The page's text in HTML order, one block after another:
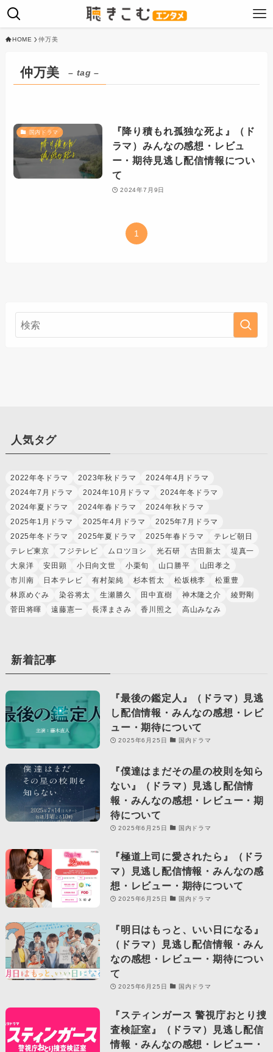
HOME 仲万美
仲万美 – tag –
国内ドラマ
『降り積もれ孤独な死よ』（ド
ラマ）みんなの感想・レビュ
ー・期待見逃し配信情報につい
て
2024年7月9日
1
人気タグ
2022年冬ドラマ 2023年秋ドラマ
2024年4月ドラマ
2024年7月ドラマ
2024年10月ドラマ
2024年冬ドラマ
2024年夏ドラマ
2024年春ドラマ
2024年秋ドラマ
2025年1月ドラマ
2025年4月ドラマ
2025年7月ドラマ
2025年冬ドラマ
2025年夏ドラマ 2025年春ドラマ
テレビ朝日
テレビ東京
フジテレビ ムロツヨシ 光石研 古田新太
堤真一
大泉洋
安田顕 小日向文世 小栗旬 山口勝平
山田孝之
市川南
日本テレビ 有村架純 杉本哲太 松坂桃李
松重豊
林原めぐみ
染谷将太 生瀬勝久 田中直樹 神木隆之介
綾野剛
菅田将暉
遠藤憲一 長澤まさみ 香川照之 高山みなみ
新着記事
『最後の鑑定人』（ドラマ）見逃
し配信情報・みんなの感想・レビ
ュー・期待について
2025年6月25日 国内ドラマ
『僕達はまだその星の校則を知ら
ない』（ドラマ）見逃し配信情
報・みんなの感想・レビュー・期
待について
2025年6月25日 国内ドラマ
『極道上司に愛されたら』（ドラ
マ）見逃し配信情報・みんなの感
想・レビュー・期待について
2025年6月25日 国内ドラマ
『明日はもっと、いい日になる』
（ドラマ）見逃し配信情報・みん
なの感想・レビュー・期待につい
て
2025年6月25日 国内ドラマ
『スティンガース 警視庁おとり捜
査検証室』（ドラマ）見逃し配信
情報・みんなの感想・レビュー・